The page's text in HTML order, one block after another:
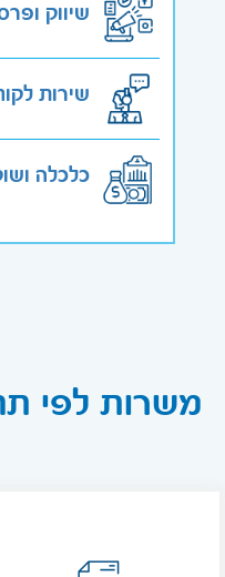
שיווק
שירות
כלכלה
משרות לפי